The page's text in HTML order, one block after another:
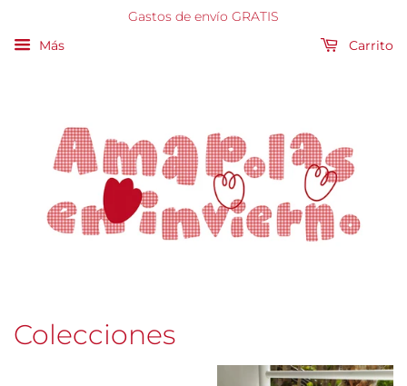
Gastos de envío GRATIS
Más
Carrito
Colecciones